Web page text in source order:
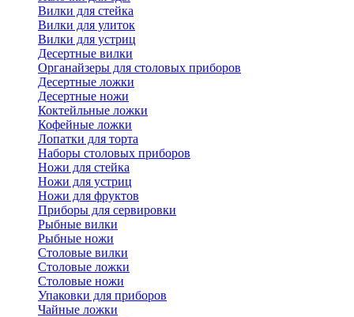
Вилки для стейка
Вилки для улиток
Вилки для устриц
Десертные вилки
Органайзеры для столовых приборов
Десертные ложки
Десертные ножи
Коктейльные ложки
Кофейные ложки
Лопатки для торта
Наборы столовых приборов
Ножи для стейка
Ножи для устриц
Ножи для фруктов
Приборы для сервировки
Рыбные вилки
Рыбные ножи
Столовые вилки
Столовые ложки
Столовые ножи
Упаковки для приборов
Чайные ложки